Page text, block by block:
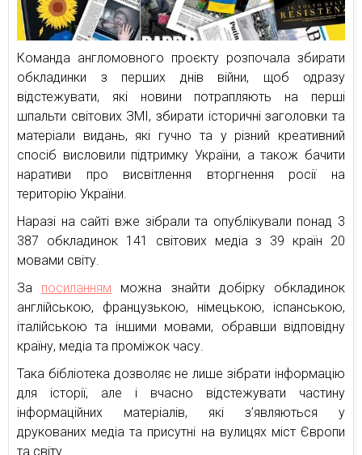
Команда англомовного проєкту розпочала збирати
обкладинки з перших днів війни, щоб одразу
відстежувати, які новини потрапляють на перші
шпальти світових ЗМІ, збирати історичні заголовки та
матеріали видань, які гучно та у різний креативний
спосіб висловили підтримку України, а також бачити
наративи про висвітлення вторгнення росії на
територію України.
Наразі на сайті вже зібрали та опублікували понад 3
387 обкладинок 141 світових медіа з 39 країн 20
мовами світу.
За посиланням можна знайти добірку обкладинок
англійською, французькою, німецькою, іспанською,
італійською та іншими мовами, обравши відповідну
країну, медіа та проміжок часу.
Така бібліотека дозволяє не лише зібрати інформацію
для історії, але і вчасно відстежувати частину
інформаційних матеріалів, які з’являються у
друкованих медіа та присутні на вулицях міст Європи
та світу.